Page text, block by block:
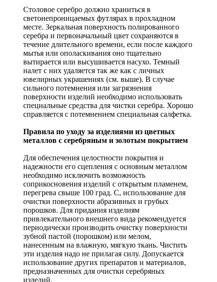
Столовое серебро должно храниться в
светонепроницаемых футлярах в прохладном
месте. Зеркальная поверхность полированного
серебра и первоначальный цвет сохраняются в
течение длительного времени, если после каждого
мытья или ополаскивания оно тщательно
вытирается или высушивается насухо. Темный
налет с них удаляется так же как с личных
ювелирных украшениях (см. выше). В случае
сильного потемнения или загрязнения
поверхности изделий необходимо использовать
специальные средства для чистки серебра. Хорошо
справляется с потемнением специальная салфетка.
Правила по уходу за изделиями из цветных
металлов с серебряным и золотым покрытием
Для обеспечения целостности покрытия и
надежности его сцепления с основным металлом
необходимо исключить возможность
соприкосновения изделий с открытым пламенем,
перегрева свыше 100 град. С, использование для
очистки поверхности абразивных и грубых
порошков. Для придания изделиям
привлекательного внешнего вида рекомендуется
периодически производить очистку поверхности
зубной пастой (порошком) или мелом,
нанесенным на влажную, мягкую ткань. Чистить
эти изделия надо не прилагая силу. Допускается
использование других препаратов и материалов,
предназначенных для очистки серебряных
изделий.